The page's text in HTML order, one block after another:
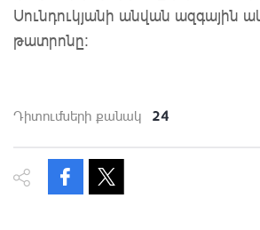
Սունդուկյանի անվան ազգային
թատրոնը:
Դիտումների քանակ 24